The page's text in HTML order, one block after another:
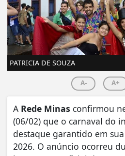
PATRICIA DE SOUZA
A- A+
​A Rede Minas confirmou
(06/02) que o carnaval do
destaque garantido em
2026. O anúncio ocorreu